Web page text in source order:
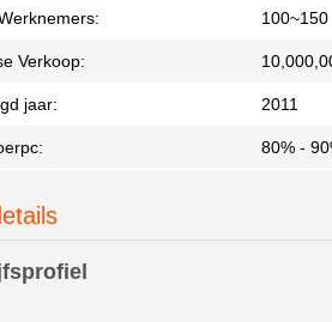
100~150
Verkoop:
jaar: 2011
80% -